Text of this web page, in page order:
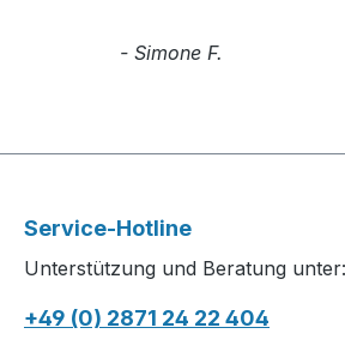
- Simone F.
Service-Hotline
Unterstützung und Beratung unter:
+49 (0) 2871 24 22 404